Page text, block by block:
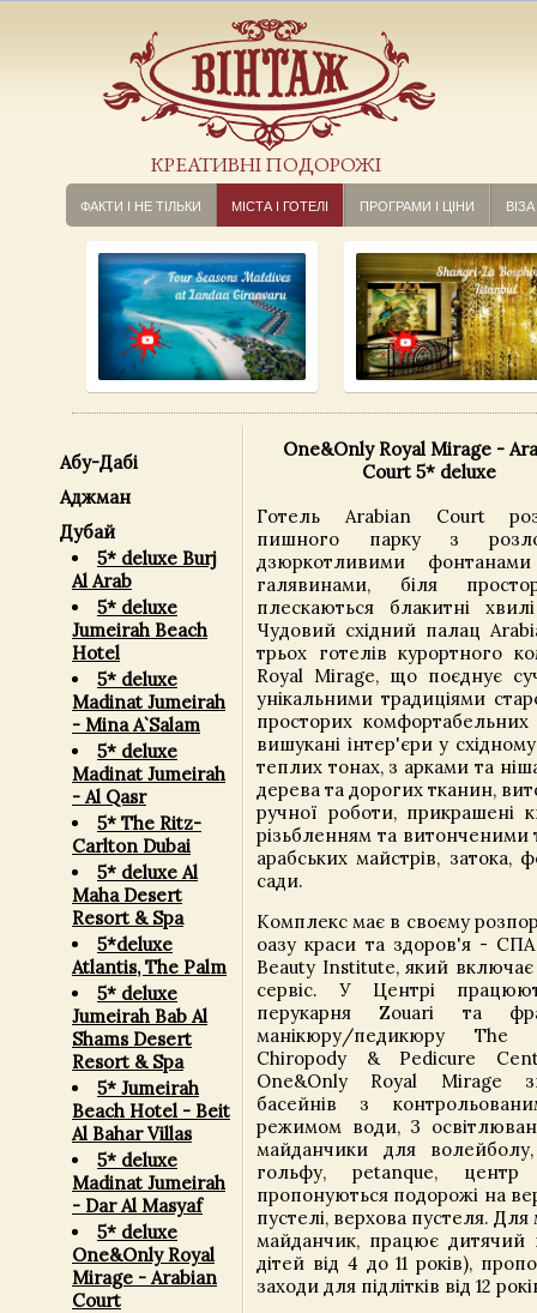
КРЕАТИВНІ ПОДОРОЖІ
ФАКТИ І НЕ ТІЛЬКИ МІСТА І ГОТЕЛІ ПРОГРАМИ І ЦІНИ ВІЗА
Абу-Дабі
Аджман
Дубай
5* deluxe Burj
Al Arab
5* deluxe
Jumeirah Beach
Hotel
5* deluxe
Madinat Jumeirah
- Mina A`Salam
5* deluxe
Madinat Jumeirah
- Al Qasr
5* The Ritz-
Carlton Dubai
5* deluxe Al
Maha Desert
Resort & Spa
5*deluxe
Atlantis, The Palm
5* deluxe
Jumeirah Bab Al
Shams Desert
Resort & Spa
5* Jumeirah
Beach Hotel - Beit
Al Bahar Villas
5* deluxe
Madinat Jumeirah
- Dar Al Masyaf
5* deluxe
One&Only Royal
Mirage - Arabian
Court
One&Only Royal Mirage -
Court 5* deluxe
Готель Arabian Court
пишного парку з
дзюркотливими
галявинами, біля
плескаються блакитні
Чудовий східний палац
трьох готелів курортного
Royal Mirage, що поєднує
унікальними традиціями
просторих
вишукані інтер'єри у
теплих тонах, з арками та
дерева та дорогих тканин,
ручної роботи, прикрашені
різьбленням та витонченими
арабських майстрів, затока,
сади.
Комплекс має в своєму
оазу краси та здоров'я -
Beauty Institute, який
сервіс. У Центрі
перукарня Zouari та
манікюру/педикюру The
Chiropody & Pedicure
One&Only Royal Mirage
басейнів з
режимом води, 3
майданчики для волейболу,
гольфу, petanque, центр
пропонуються подорожі на
пустелі, верхова пустеля.
майданчик, працює дитячий
дітей від 4 до 11 років),
заходи для підлітків від 12